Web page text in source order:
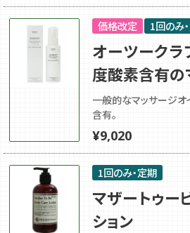
価格改定 1回のみ
オーツークラ
度酸素含有の
一般的なマッサージ
含有。
¥9,020
1回のみ・定期
マザートゥー
ション